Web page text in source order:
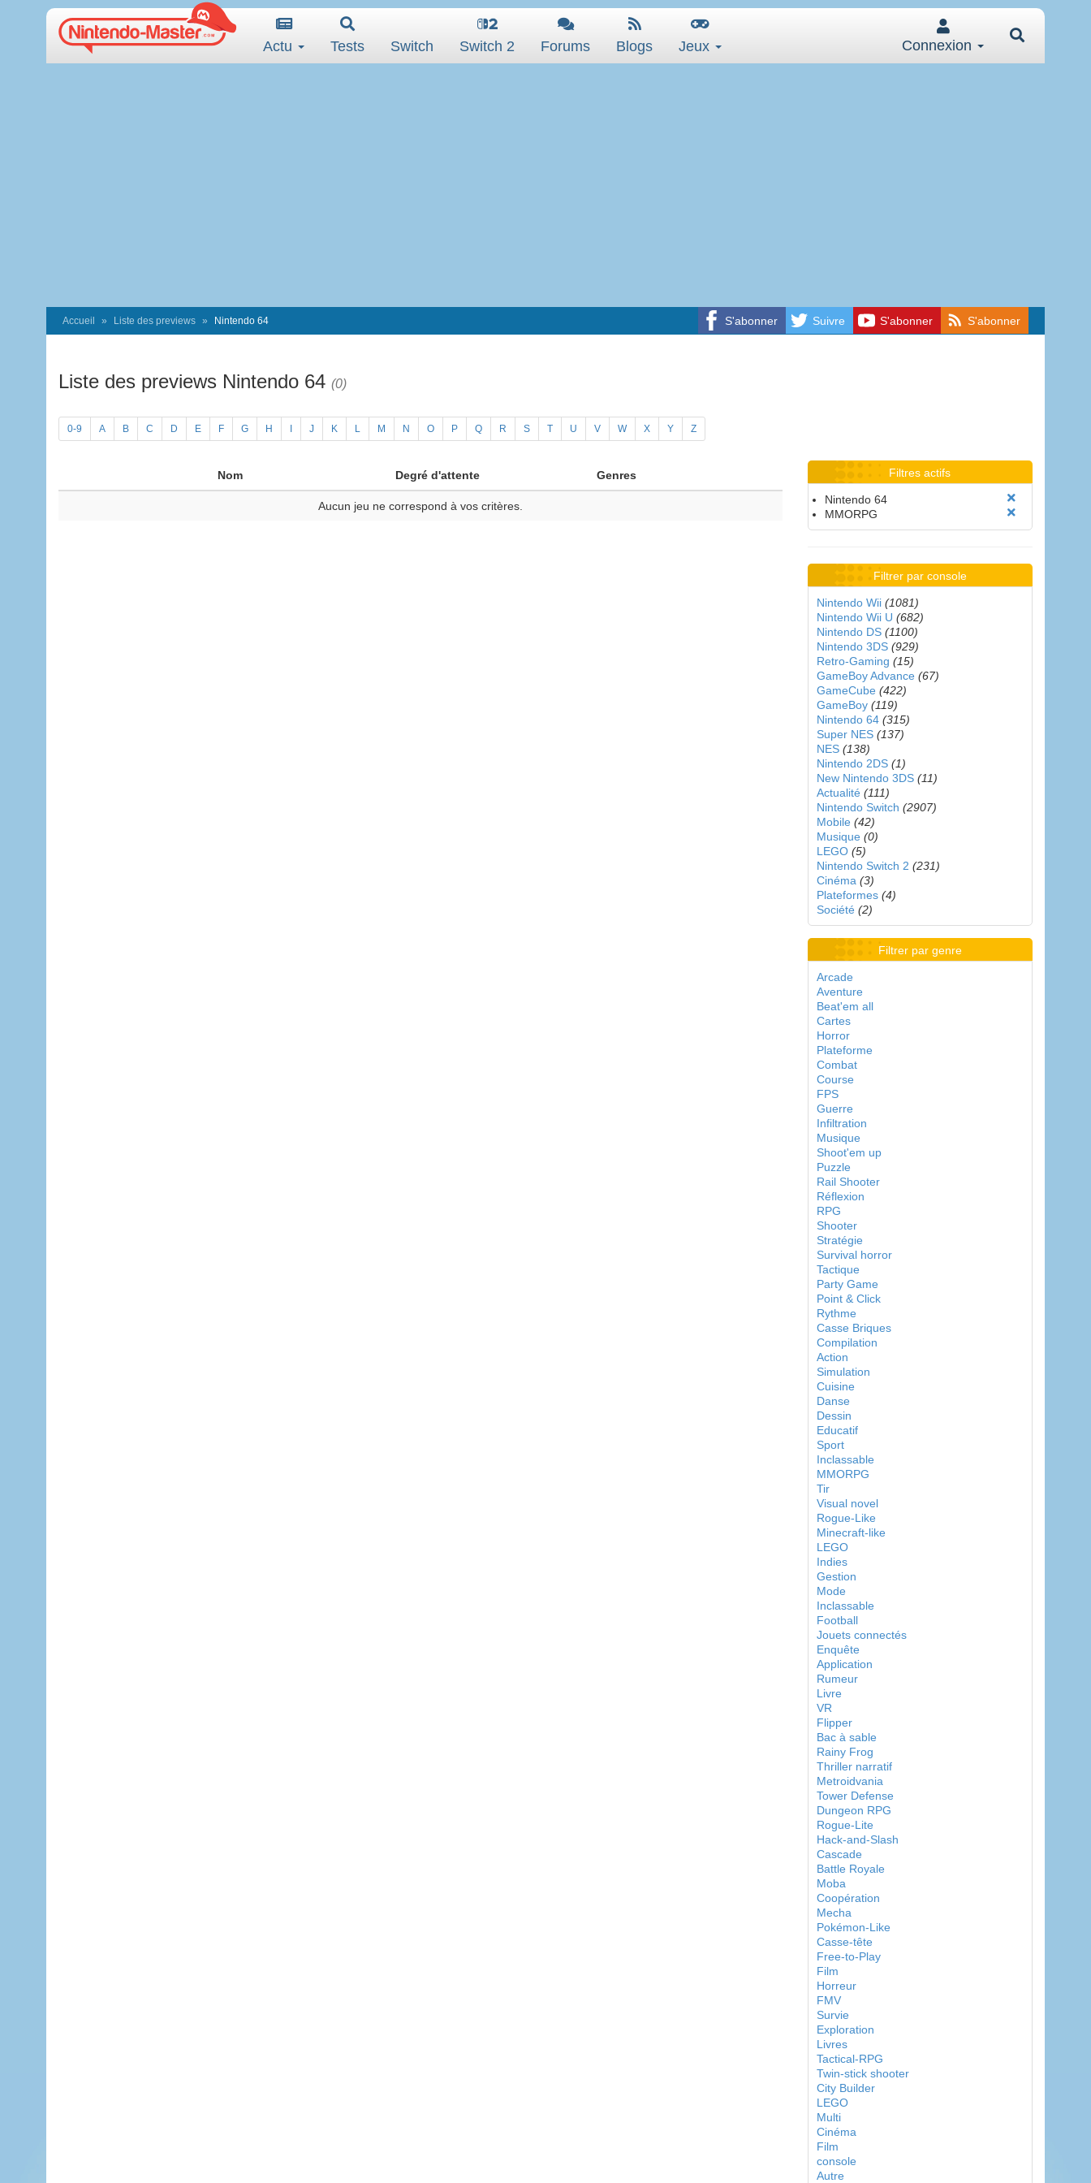
Actu Tests Switch Switch 2 Forums Blogs Jeux Connexion
S'abonner Suivre S'abonner S'abonner
Accueil Liste des previews Nintendo 64
Liste des previews Nintendo 64 (0)
0-9 A B C D E F G H J K L M N O P Q R S T U V W X Y Z
Nom Degré d'attente Genres
Aucun jeu ne correspond à vos critères.
Filtres actifs
Nintendo 64
MMORPG
Filtrer par console
Nintendo Wii (1081)
Nintendo Wii U (682)
Nintendo DS (1100)
Nintendo 3DS (929)
Retro-Gaming (15)
GameBoy Advance (67)
GameCube (422)
GameBoy (119)
Nintendo 64 (315)
Super NES (137)
NES (138)
Nintendo 2DS (1)
New Nintendo 3DS (11)
Actualité (111)
Nintendo Switch (2907)
Mobile (42)
Musique (0)
LEGO (5)
Nintendo Switch 2 (231)
Cinéma (3)
Plateformes (4)
Société (2)
Filtrer par genre
Arcade
Aventure
Beat'em all
Cartes
Horror
Plateforme
Combat
Course
FPS
Guerre
Infiltration
Musique
Shoot'em up
Puzzle
Rail Shooter
Réflexion
RPG
Shooter
Stratégie
Survival horror
Tactique
Party Game
Point & Click
Rythme
Casse Briques
Compilation
Action
Simulation
Cuisine
Danse
Dessin
Educatif
Sport
Inclassable
MMORPG
Tir
Visual novel
Rogue-Like
Minecraft-like
LEGO
Indies
Gestion
Mode
Inclassable
Football
Jouets connectés
Enquête
Application
Rumeur
Livre
VR
Flipper
Bac à sable
Rainy Frog
Thriller narratif
Metroidvania
Tower Defense
Dungeon RPG
Rogue-Lite
Hack-and-Slash
Cascade
Battle Royale
Moba
Coopération
Mecha
Pokémon-Like
Casse-tête
Free-to-Play
Film
Horreur
FMV
Survie
Exploration
Livres
Tactical-RPG
Twin-stick shooter
City Builder
LEGO
Multi
Cinéma
Film
console
Autre